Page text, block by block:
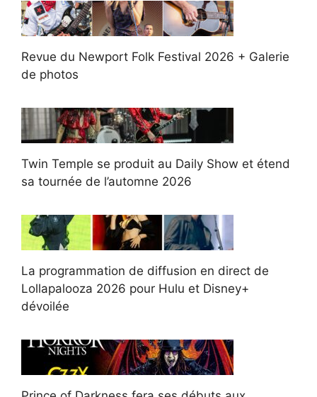
Revue du Newport Folk Festival 2026 + Galerie
de photos
Twin Temple se produit au Daily Show et étend
sa tournée de l’automne 2026
La programmation de diffusion en direct de
Lollapalooza 2026 pour Hulu et Disney+
dévoilée